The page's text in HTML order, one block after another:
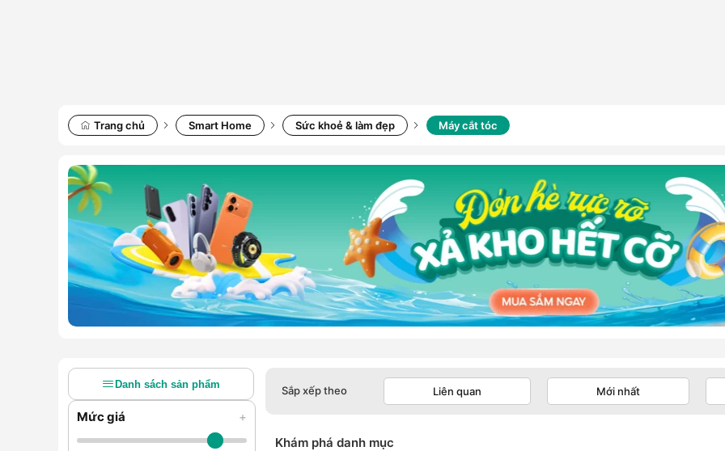
Trang chủ Smart Home Sức khoẻ & làm đẹp Máy cắt tóc
Danh sách sản phẩm
Mức giá +
Sắp xếp theo Liên quan Mới nhất
Khám phá danh mục